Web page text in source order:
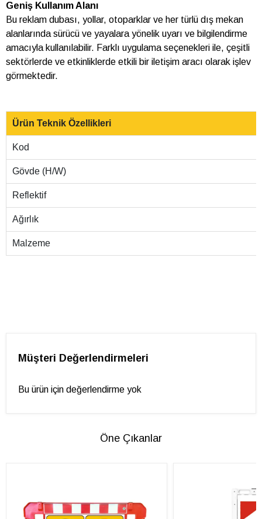
Geniş Kullanım Alanı
Bu reklam dubası, yollar, otoparklar ve her türlü dış mekan
alanlarında sürücü ve yayalara yönelik uyarı ve bilgilendirme
amacıyla kullanılabilir. Farklı uygulama seçenekleri ile, çeşitli
sektörlerde ve etkinliklerde etkili bir iletişim aracı olarak işlev
görmektedir.
Ürün Teknik Özellikleri
Kod
Gövde (H/W)
Reflektif
Ağırlık
Malzeme
Müşteri Değerlendirmeleri
Bu ürün için değerlendirme yok
Öne Çıkanlar